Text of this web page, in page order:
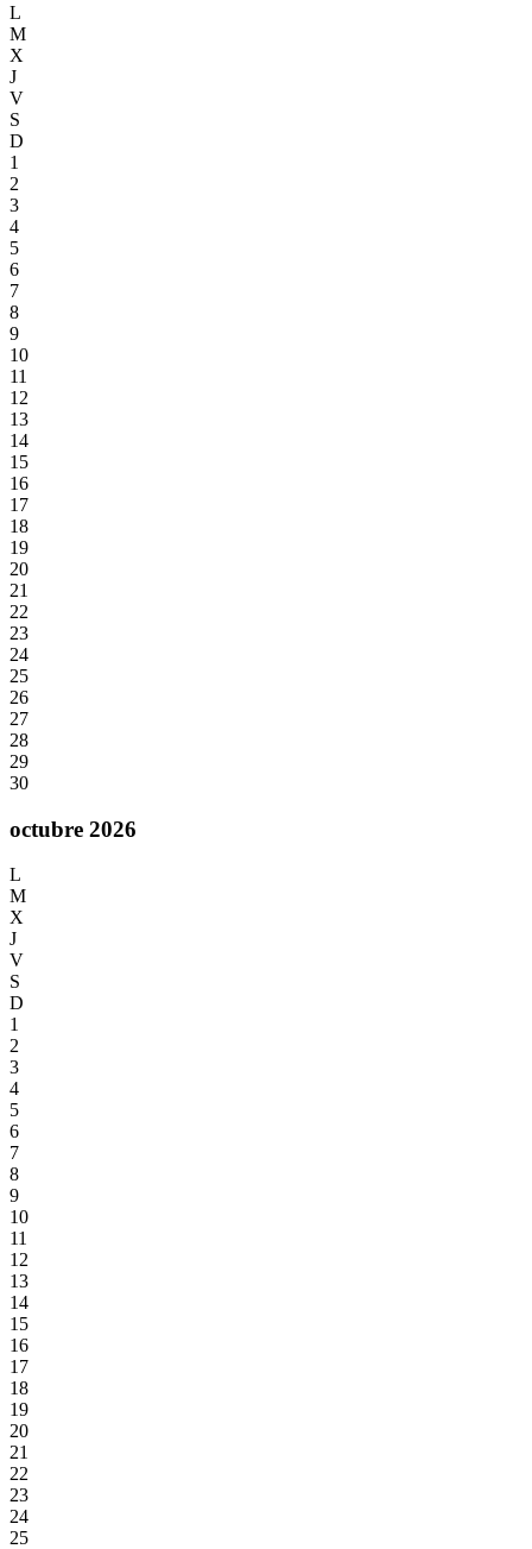
L
M
X
J
V
S
D
1
2
3
4
5
6
7
8
9
10
11
12
13
14
15
16
17
18
19
20
21
22
23
24
25
26
27
28
29
30
octubre 2026
L
M
X
J
V
S
D
1
2
3
4
5
6
7
8
9
10
11
12
13
14
15
16
17
18
19
20
21
22
23
24
25